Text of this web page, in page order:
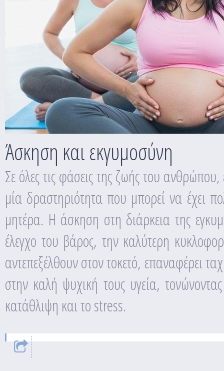
Άσκηση και εκγυμοσύνη
Σε όλες τις φάσεις της ζωής του
μία δραστηριότητα που μπορεί να έχει
μητέρα. Η άσκηση στη διάρκεια της
έλεγχο του βάρος, την καλύτερη
αντεπεξέλθουν στον τοκετό, επαναφέρει
στην καλή ψυχική τους υγεία,
κατάθλιψη και το stress.